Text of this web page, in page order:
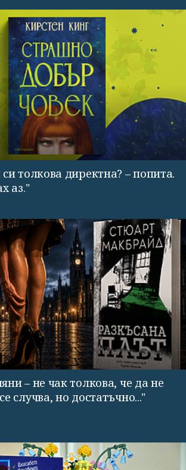
толкова директна? – попита.
аз."
– не чак толкова, че да не
случва, но достатъчно..."